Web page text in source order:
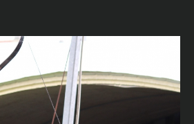
accedi